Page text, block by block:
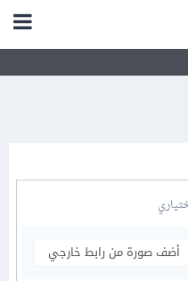
أضف صورة من رابط خارجي